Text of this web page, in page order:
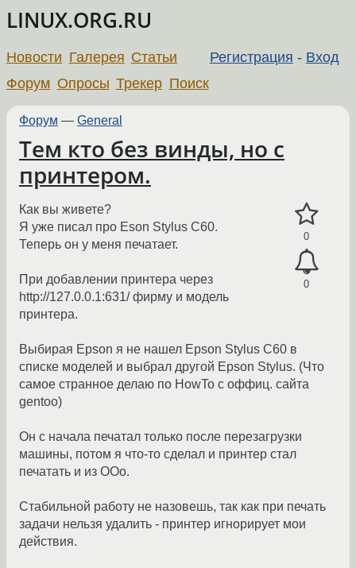
LINUX.ORG.RU
Регистрация - Вход
Новости Галерея Статьи
Форум Опросы Трекер Поиск
Форум — General
Тем кто без винды, но с
принтером.
0
0
Как вы живете?
Я уже писал про Eson Stylus C60.
Теперь он у меня печатает.
При добавлении принтера через
http://127.0.0.1:631/ фирму и модель
принтера.
Выбирая Epson я не нашел Epson Stylus C60 в
списке моделей и выбрал другой Epson Stylus. (Что
самое странное делаю по HowTo с оффиц. сайта
gentoo)
Он с начала печатал только после перезагрузки
машины, потом я что-то сделал и принтер стал
печатать и из OOo.
Стабильной работу не назовешь, так как при печать
задачи нельзя удалить - принтер игнорирует мои
действия.